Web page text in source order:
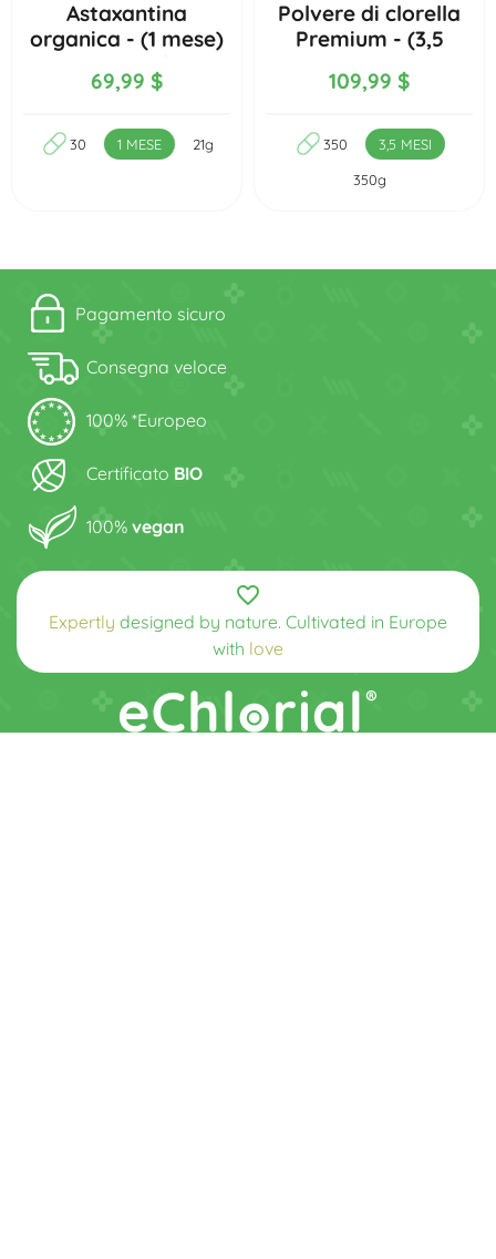
Astaxantina
organica - (1 mese)
30 capsule
69,99 $
30 1 MESE 21g
Polvere di clorella
Premium - (3,5
109,99 $
350
3,5 MESI
350g
Pagamento sicuro
Consegna veloce
100% *Europeo
Certificato BIO
100% vegan
favorite_border
Expertly designed by nature. Cultivated in Europe
with love